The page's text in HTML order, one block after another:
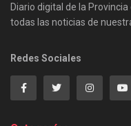
Diario digital de la
todas las noticias de
Redes Sociales